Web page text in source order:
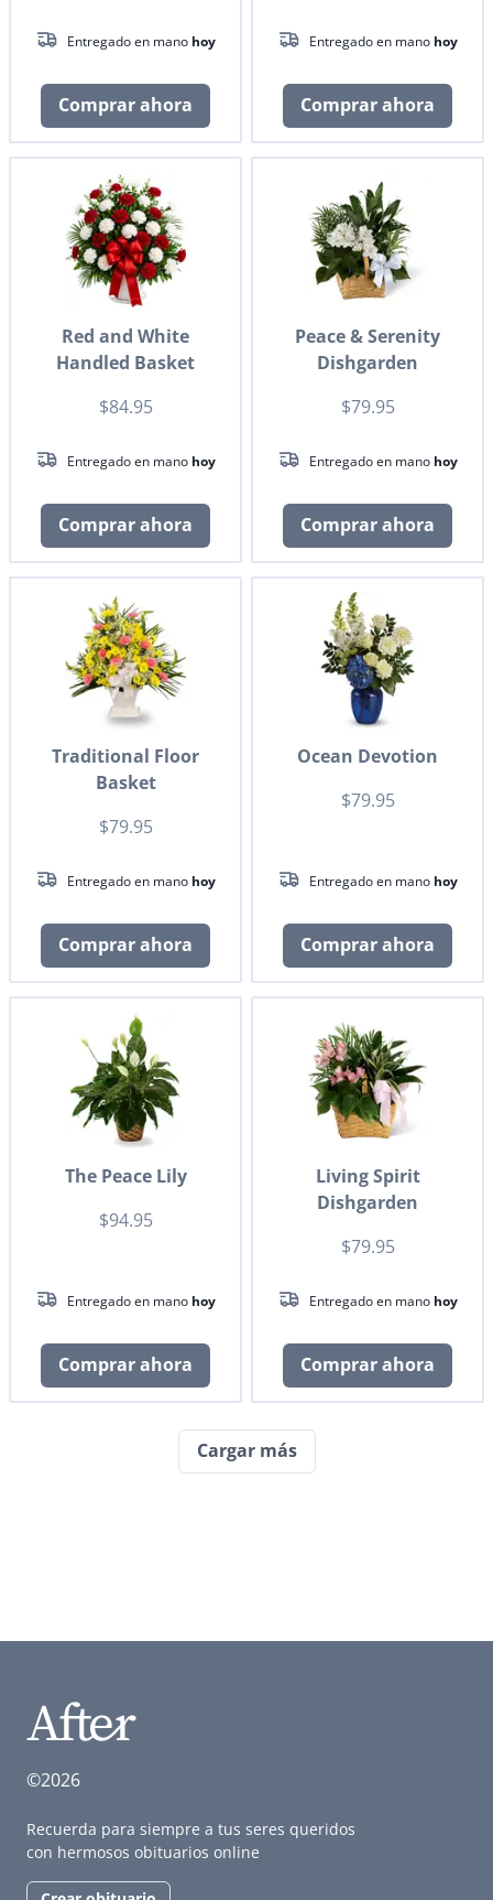
Entregado en mano hoy
Comprar ahora
Entregado en mano hoy
Comprar ahora
Red and White
Handled Basket
$84.95
Entregado en mano hoy
Comprar ahora
Peace & Serenity
Dishgarden
$79.95
Entregado en mano hoy
Comprar ahora
Traditional Floor
Basket
$79.95
Entregado en mano hoy
Comprar ahora
Ocean Devotion
$79.95
Entregado en mano hoy
Comprar ahora
The Peace Lily
$94.95
Entregado en mano hoy
Comprar ahora
Living Spirit
Dishgarden
$79.95
Entregado en mano hoy
Comprar ahora
Cargar más
©2026
Recuerda para siempre a tus seres queridos
con hermosos obituarios online